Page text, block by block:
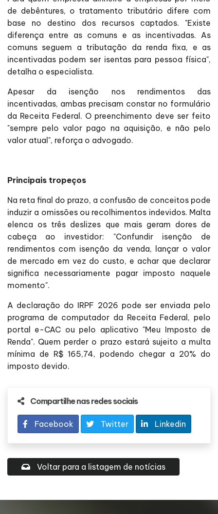
de debêntures, o tratamento tributário difere com
base no destino dos recursos captados. "Existe
diferença entre as comuns e as incentivadas. As
comuns seguem a tributação da renda fixa, e as
incentivadas podem ser isentas para pessoa física",
detalha o especialista.
Apesar da isenção nos rendimentos das
incentivadas, ambas precisam constar no formulário
da Receita Federal. O preenchimento deve ser feito
"sempre pelo valor pago na aquisição, e não pelo
valor atual", reforça o advogado.
Principais tropeços
Na reta final do prazo, a confusão de conceitos pode
induzir a omissões ou recolhimentos indevidos. Malta
elenca os três deslizes que mais geram dores de
cabeça ao investidor: "Confundir isenção de
rendimentos com isenção da venda, lançar o valor
de mercado em vez do custo, e achar que declarar
significa necessariamente pagar imposto naquele
momento".
A declaração do IRPF 2026 pode ser enviada pelo
programa de computador da Receita Federal, pelo
portal e-CAC ou pelo aplicativo "Meu Imposto de
Renda". Quem perder o prazo estará sujeito a multa
mínima de R$ 165,74, podendo chegar a 20% do
imposto devido.
Compartilhe nas redes sociais
Facebook Twitter Linkedin
Voltar para a listagem de notícias